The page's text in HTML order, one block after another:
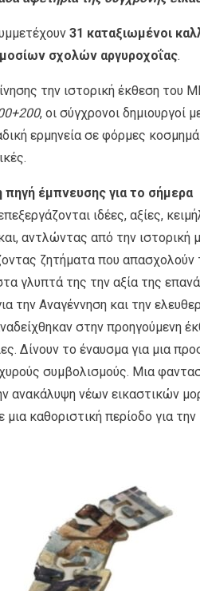
31 καταξιωμένοι
σχολών αργυροχοΐας.
την ιστορική έκθεση του
, οι σύγχρονοι δημιουργοί
ερμηνεία σε φόρμες
έμπνευσης για το σήμερα
ιδέες, αξίες,
αντλώντας από την ιστορική
ζητήματα που απασχολούν
γλυπτά της την αξία της
την Αναγέννηση και την
στην προηγούμενη
Δίνουν το έναυσμα για μια
συμβολισμούς. Μια
ανακάλυψη νέων εικαστικών
καθοριστική περίοδο για